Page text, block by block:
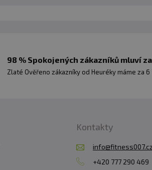
98 % Spokojených zákazníků mluví
Zlaté Ověřeno zákazníky od Heuréky máme za
Kontakty
+420 777 290 469